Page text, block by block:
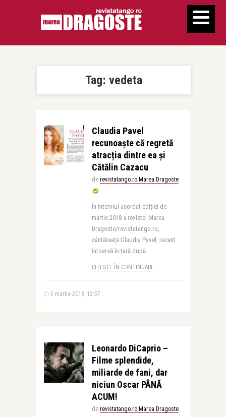
Tag: vedeta
Claudia Pavel
recunoaște că regretă
atracția dintre ea și
Cătălin Cazacu
de revistatango.ro Marea Dragoste
În interviul acordat ediției de
martie 2018 a revistei Marea
Dragoste/revistatango.ro,
cântăreața Claudia Pavel, recent
întoarsă în țară după ..
CITEȘTE ÎN CONTINUARE
5 martie 2018, 13:57
Leonardo DiCaprio –
Filme splendide,
miliarde de fani, dar
niciun Oscar PÂNĂ
ACUM!
de revistatango.ro Marea Dragoste